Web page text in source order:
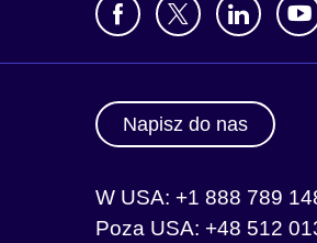
Napisz do nas
W USA: +1 888 789
Poza USA: +48 512